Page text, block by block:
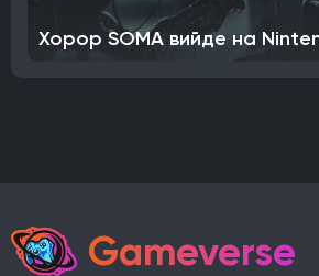
Хорор SOMA вийде на
Gameverse